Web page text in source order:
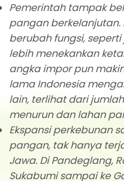
Pemerintah tampak
pangan
berubah fungsi,
lebih menekankan
angka impor pun
lama Indonesia
lain, terlihat dari
menurun dan lahan
Ekspansi perkebunan
pangan, tak hanya
Jawa. Di Pandeglang,
Sukabumi sampai ke